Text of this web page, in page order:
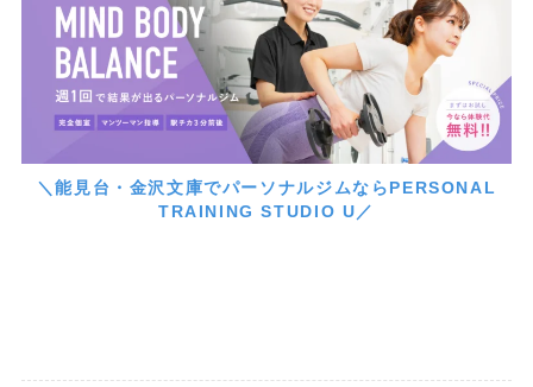
＼能見台・金沢文庫でパーソナルジムならPERSONAL
TRAINING STUDIO U／